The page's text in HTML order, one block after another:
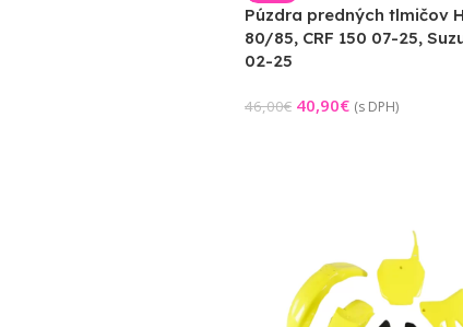
Púzdra predných tlmičov
80/85, CRF 150 07-25,
02-25
46,00€ 40,90€ (s DPH)